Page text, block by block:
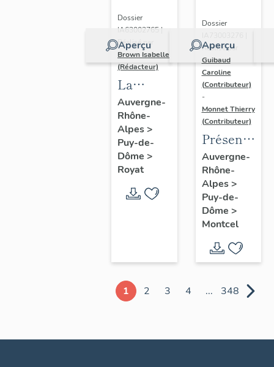
Aperçu
Dossier
IA63002765 |
Réalisé par
Brown Isabelle
(Rédacteur)
La
station
thermale
de
Royat-
Chamalières
Auvergne-
Rhône-
Alpes>
Puy-de-
Dôme >
Royat
Aperçu
Dossier
Réalisé par
Guibaud
Caroline
(Contributeur)
-
Monnet Thierry
(Contributeur)
de la
commune
de
Montcel
Auvergne-
Rhône-
Alpes>
Puy-de-
Dôme >
Montcel
1 2 3 4 ... 348